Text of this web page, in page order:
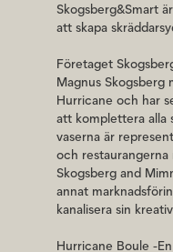
Hurricane
hantverket
Alla lyktor
att
diameter
Alla
tvålvatten,
maskindisk.
Skogsberg&Smart
att skapa
Företaget
Magnus Skogsberg
Hurricane och har
att komplettera alla
vaserna är
och restaurangerna
Skogsberg and
annat
kanalisera sin
Hurricane Boule -